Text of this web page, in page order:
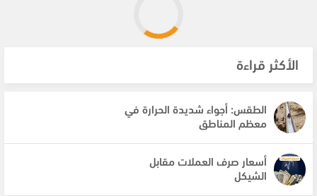
الأكثر قراءة
الطقس: أجواء شديدة الحرارة في
معظم المناطق
أسعار صرف العملات مقابل
الشيكل